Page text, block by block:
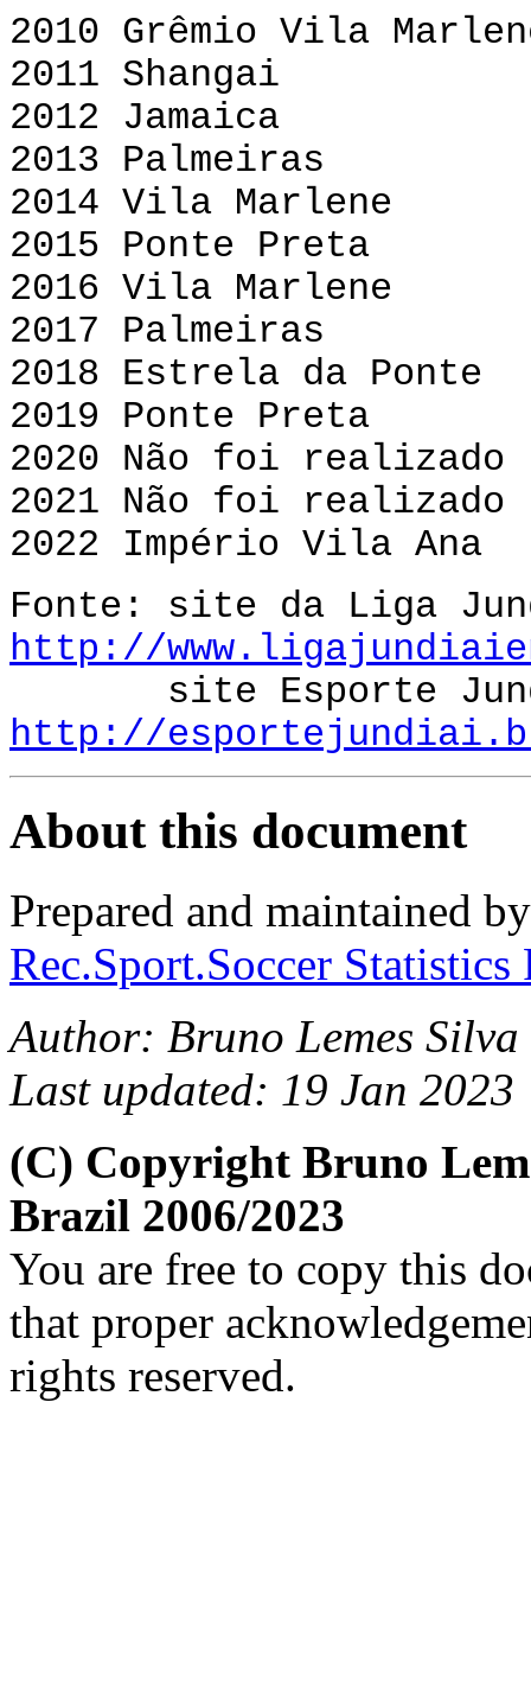
2010 Grêmio Vila
2011 Shangai
2012 Jamaica
2013
2014 Vila
2015 Ponte
2016 Vila
2017
2018 Estrela da
2019 Ponte
2020 Não foi realizado
2021 Não foi realizado
2022 Império Vila
Fonte: site da Liga
http://
site Esporte
http://
About this document
Prepared and maintained
Rec.Sport.Soccer
Author: Bruno Lemes Silva
Last updated: 19 Jan 2023
(C) Copyright Bruno
Brazil 2006/2023
You are free to copy this
that proper
rights reserved.